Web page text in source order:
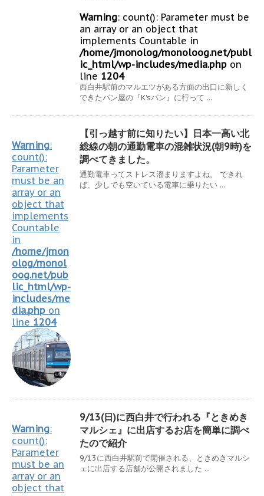
Warning: count(): Parameter must be
an array or an object that
implements Countable in
/home/jmonolog/monoloog.net/publ
ic_html/wp-includes/media.php on
line 1204
西白井駅前のマルエツがある方面の出口に新しく
できたパン屋の『K'sパン』に行って ...
Warning:
count():
Parameter
must be an
array or an
object that
implements
Countable
in
/home/jmon
olog/monol
oog.net/pub
lic_html/wp-
includes/me
dia.php on
line 1204
【引っ越す前に知りたい】日本一高い北
総線の朝の通勤電車の混雑状況(朝9時)を
調べてきました。
通勤電車ってストレス溜まりますよね。 できれ
ば、少しでも空いている電車に乗りたい ...
Warning:
count():
Parameter
must be an
array or an
object that
9/13(日)に西白井で行われる『ときめき
マルシェ』に出店するお店を簡単に調べ
たので紹介
9/13に西白井駅前で開催される、ときめきマルシ
ェに出店する店舗が公開されました ...